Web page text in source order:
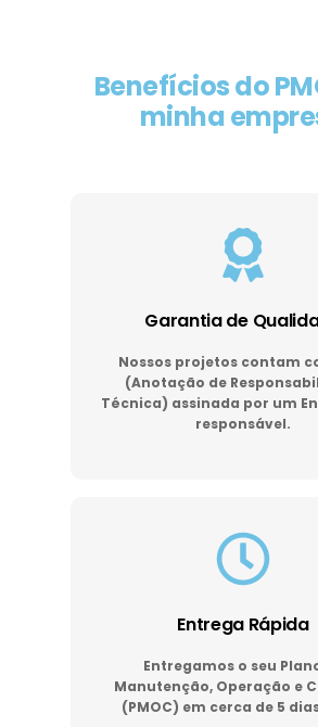
Benefícios do
minha
Garantia de
Nossos projetos contam
(Anotação de
Técnica) assinada por um
responsável.
Entrega Rápida
Entregamos o seu
Manutenção, Operação e
(PMOC) em cerca de 5